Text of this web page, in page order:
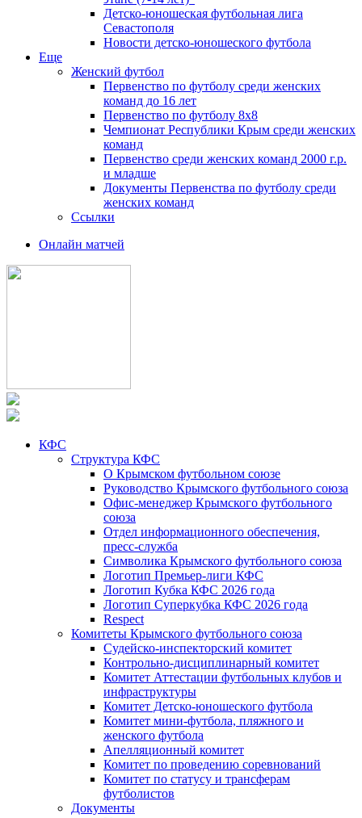
Детско-юношеская футбольная лига
Севастополя
Новости детско-юношеского футбола
Еще
Женский футбол
Первенство по футболу среди женских
команд до 16 лет
Первенство по футболу 8х8
Чемпионат Республики Крым среди женских
команд
Первенство среди женских команд 2000 г.р.
и младше
Документы Первенства по футболу среди
женских команд
Ссылки
Онлайн матчей
КФС
Структура КФС
О Крымском футбольном союзе
Руководство Крымского футбольного союза
Офис-менеджер Крымского футбольного
союза
Отдел информационного обеспечения,
пресс-служба
Символика Крымского футбольного союза
Логотип Премьер-лиги КФС
Логотип Кубка КФС 2026 года
Логотип Суперкубка КФС 2026 года
Respect
Комитеты Крымского футбольного союза
Судейско-инспекторский комитет
Контрольно-дисциплинарный комитет
Комитет Аттестации футбольных клубов и
инфраструктуры
Комитет Детско-юношеского футбола
Комитет мини-футбола, пляжного и
женского футбола
Апелляционный комитет
Комитет по проведению соревнований
Комитет по статусу и трансферам
футболистов
Документы